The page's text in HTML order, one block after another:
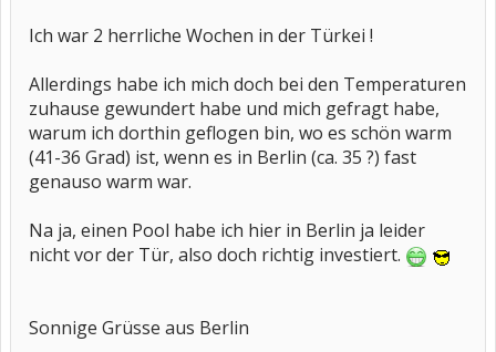
Ich war 2 herrliche Wochen in der Türkei !
Allerdings habe ich mich doch bei den Temperaturen
zuhause gewundert habe und mich gefragt habe,
warum ich dorthin geflogen bin, wo es schön warm
(41-36 Grad) ist, wenn es in Berlin (ca. 35 ?) fast
genauso warm war.
Na ja, einen Pool habe ich hier in Berlin ja leider
nicht vor der Tür, also doch richtig investiert.
Sonnige Grüsse aus Berlin